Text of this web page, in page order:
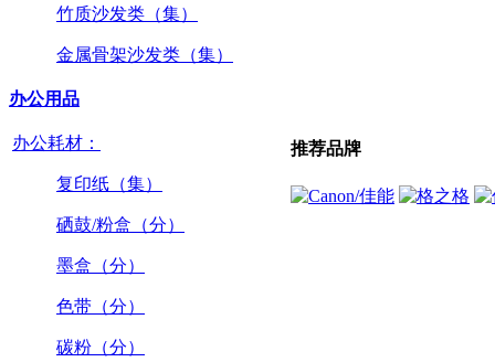
竹质沙发类（集）
金属骨架沙发类（集）
办公用品
办公耗材：
复印纸（集）
硒鼓/粉盒（分）
墨盒（分）
色带（分）
碳粉（分）
推荐品牌